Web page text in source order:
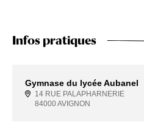
Infos pratiques
Gymnase du lycée Aubanel
14 RUE PALAPHARNERIE
84000 AVIGNON